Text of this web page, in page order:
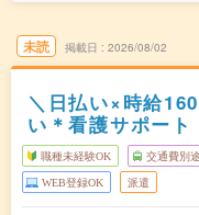
未読 掲載日 2026/08/02
＼日払い×時給
い＊看護サポート
職種未経験OK 交通費別
WEB登録OK 派遣